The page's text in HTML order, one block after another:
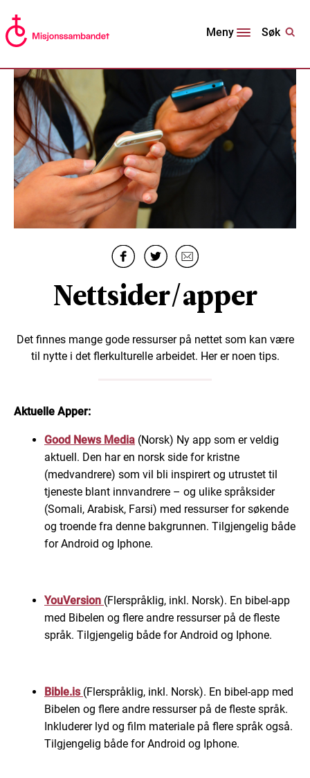
Meny Søk
Nettsider/apper
Det finnes mange gode ressurser på nettet som kan være
til nytte i det flerkulturelle arbeidet. Her er noen tips.
Aktuelle Apper:
Good News Media (Norsk) Ny app som er veldig
aktuell. Den har en norsk side for kristne
(medvandrere) som vil bli inspirert og utrustet til
tjeneste blant innvandrere – og ulike språksider
(Somali, Arabisk, Farsi) med ressurser for søkende
og troende fra denne bakgrunnen. Tilgjengelig både
for Android og Iphone.
YouVersion (Flerspråklig, inkl. Norsk). En bibel-app
med Bibelen og flere andre ressurser på de fleste
språk. Tilgjengelig både for Android og Iphone.
Bible.is (Flerspråklig, inkl. Norsk). En bibel-app med
Bibelen og flere andre ressurser på de fleste språk.
Inkluderer lyd og film materiale på flere språk også.
Tilgjengelig både for Android og Iphone.